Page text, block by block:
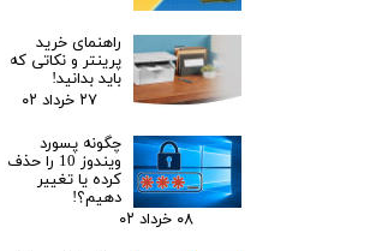
راهنمای خرید
پرینتر و نکاتی که
باید بدانید!
۲۷ خرداد ۰۲
چگونه پسورد
ویندوز 10 را حذف
کرده یا تغییر
دهیم؟!
۰۸ خرداد ۰۲